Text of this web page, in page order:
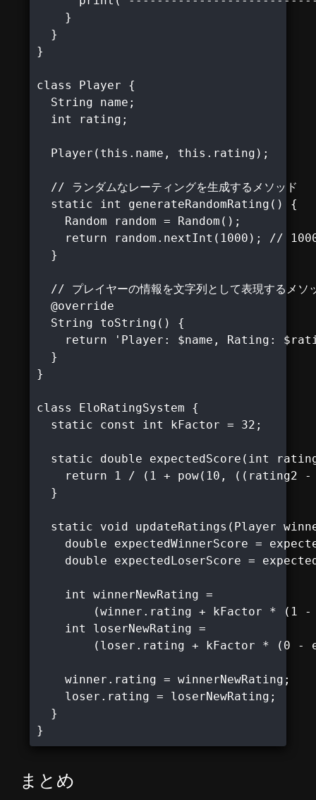
    }
  }
}
class Player {
  String name;
  int rating;
  Player(this.name, this.rating);
  // ランダムなレーティングを生成するメソッド
  static int generateRandomRating() {
    Random random = Random();
return random.nextInt(1000); // 1000ま
  }
// プレイヤーの情報を文字列として表現するメソ
  @override
  String toString() {
return 'Player: $name, Rating:
  }
}
class EloRatingSystem {
  static const int kFactor = 32;
static double expectedScore(int
return 1 / (1 + pow(10, ((rating2
  }
static void updateRatings(Player
double expectedWinnerScore =
double expectedLoserScore =
    int winnerNewRating =
(winner.rating + kFactor * (1
    int loserNewRating =
(loser.rating + kFactor * (0 -
    winner.rating = winnerNewRating;
    loser.rating = loserNewRating;
  }
まとめ